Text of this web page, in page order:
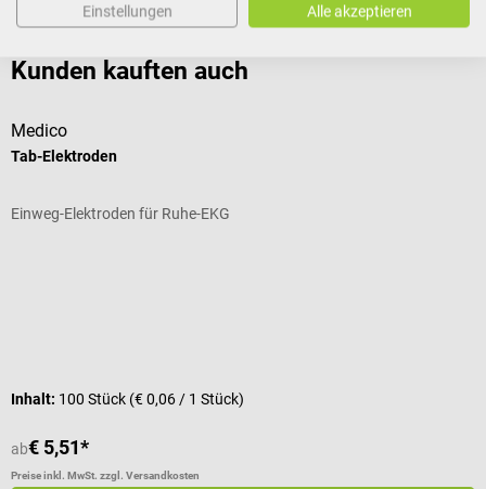
Preise inkl. MwSt. zzgl. Versandkosten
Kunden kauften auch
Medico
Tab-Elektroden
Einweg-Elektroden für Ruhe-EKG
Inhalt: 100 Stück (€ 0,06 / 1 Stück)
ab€ 5,51*
Preise inkl. MwSt. zzgl. Versandkosten
Einstellungen Alle akzeptieren